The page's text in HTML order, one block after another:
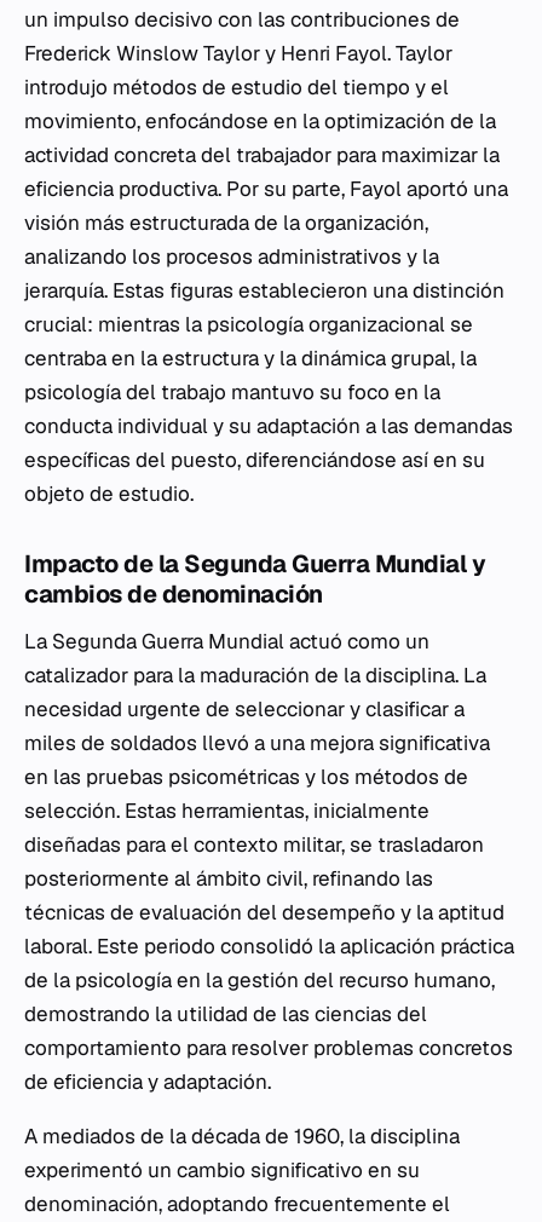
un impulso decisivo con las contribuciones de
Frederick Winslow Taylor y Henri Fayol. Taylor
introdujo métodos de estudio del tiempo y el
movimiento, enfocándose en la optimización de la
actividad concreta del trabajador para maximizar la
eficiencia productiva. Por su parte, Fayol aportó una
visión más estructurada de la organización,
analizando los procesos administrativos y la
jerarquía. Estas figuras establecieron una distinción
crucial: mientras la psicología organizacional se
centraba en la estructura y la dinámica grupal, la
psicología del trabajo mantuvo su foco en la
conducta individual y su adaptación a las demandas
específicas del puesto, diferenciándose así en su
objeto de estudio.
Impacto de la Segunda Guerra Mundial y
cambios de denominación
La Segunda Guerra Mundial actuó como un
catalizador para la maduración de la disciplina. La
necesidad urgente de seleccionar y clasificar a
miles de soldados llevó a una mejora significativa
en las pruebas psicométricas y los métodos de
selección. Estas herramientas, inicialmente
diseñadas para el contexto militar, se trasladaron
posteriormente al ámbito civil, refinando las
técnicas de evaluación del desempeño y la aptitud
laboral. Este periodo consolidó la aplicación práctica
de la psicología en la gestión del recurso humano,
demostrando la utilidad de las ciencias del
comportamiento para resolver problemas concretos
de eficiencia y adaptación.
A mediados de la década de 1960, la disciplina
experimentó un cambio significativo en su
denominación, adoptando frecuentemente el